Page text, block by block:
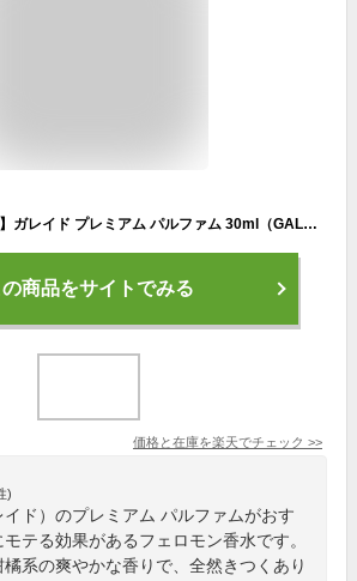
【200円OFFクーポン】ガレイド プレミアム パルファム 30ml（GALLEIDO メンズ 男性 香水 フレグランス モテ 女性ウケ フェロモン デート）【送料無料 ポイント5倍】【9/29】【海外×】
の商品をサイトでみる
価格と在庫を楽天でチェック >>
)
ド）のプレミアム パルファムがおす
テる効果があるフェロモン香水です。
橘系の爽やかな香りで、全然きつくあり